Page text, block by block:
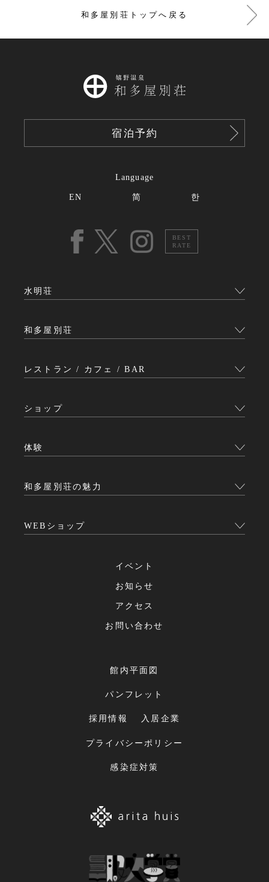
和多屋別荘トップへ戻る
宿泊予約
Language
EN 简 한
BEST
RATE
水明荘
和多屋別荘
レストラン / カフェ / BAR
ショップ
体験
和多屋別荘の魅力
WEBショップ
イベント
お知らせ
アクセス
お問い合わせ
館内平面図
パンフレット
採用情報 入居企業
プライバシーポリシー
感染症対策